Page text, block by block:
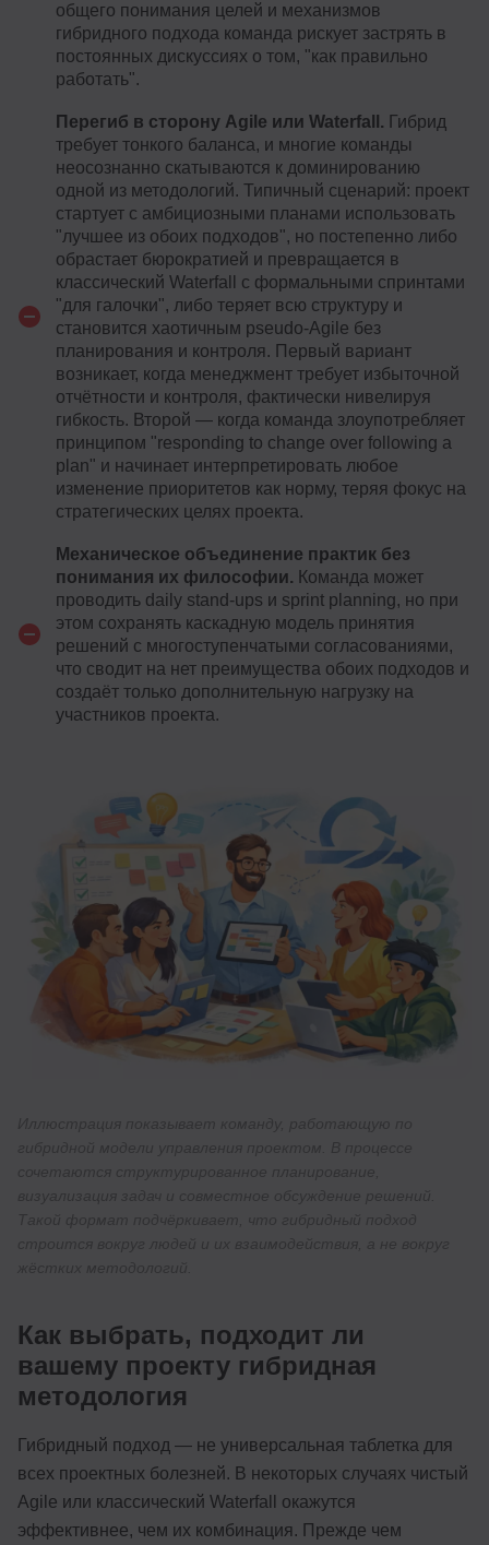
общего понимания целей и механизмов
гибридного подхода команда рискует застрять в
постоянных дискуссиях о том, "как правильно
работать".
Перегиб в сторону Agile или Waterfall. Гибрид
требует тонкого баланса, и многие команды
неосознанно скатываются к доминированию
одной из методологий. Типичный сценарий: проект
стартует с амбициозными планами использовать
"лучшее из обоих подходов", но постепенно либо
обрастает бюрократией и превращается в
классический Waterfall с формальными спринтами
"для галочки", либо теряет всю структуру и
становится хаотичным pseudo-Agile без
планирования и контроля. Первый вариант
возникает, когда менеджмент требует избыточной
отчётности и контроля, фактически нивелируя
гибкость. Второй — когда команда злоупотребляет
принципом "responding to change over following a
plan" и начинает интерпретировать любое
изменение приоритетов как норму, теряя фокус на
стратегических целях проекта.
Механическое объединение практик без
понимания их философии. Команда может
проводить daily stand-ups и sprint planning, но при
этом сохранять каскадную модель принятия
решений с многоступенчатыми согласованиями,
что сводит на нет преимущества обоих подходов и
создаёт только дополнительную нагрузку на
участников проекта.
Как выбрать, подходит ли
вашему проекту гибридная
методология
Гибридный подход — не универсальная таблетка для
всех проектных болезней. В некоторых случаях чистый
Agile или классический Waterfall окажутся
эффективнее, чем их комбинация. Прежде чем